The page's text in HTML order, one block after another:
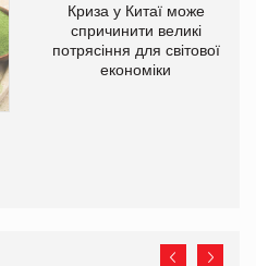
Криза у Китаї може
спричинити великі
потрясіння для світової
економіки